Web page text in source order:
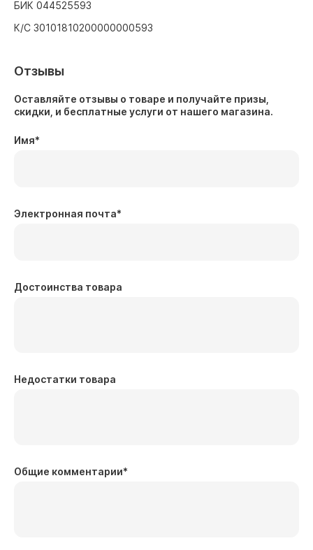
БИК 044525593
К/С 30101810200000000593
Отзывы
Оставляйте отзывы о товаре и получайте призы,
скидки, и бесплатные услуги от нашего магазина.
Имя*
Электронная почта*
Достоинства товара
Недостатки товара
Общие комментарии*